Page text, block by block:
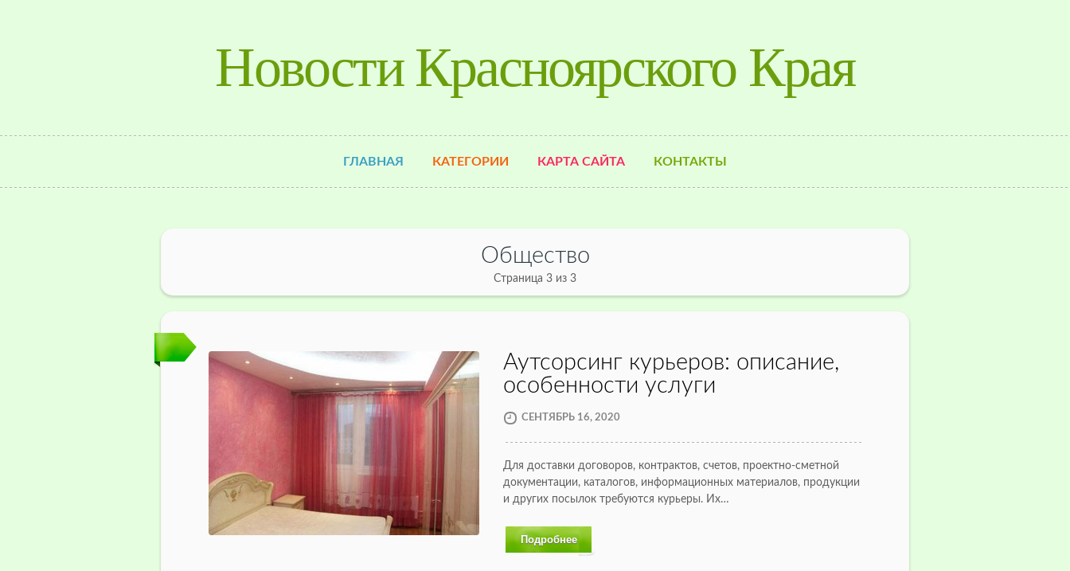
Новости Красноярского Края
ГЛАВНАЯ КАТЕГОРИИ КАРТА САЙТА КОНТАКТЫ
Общество
Страница 3 из 3
Аутсорсинг курьеров: описание,
особенности услуги
СЕНТЯБРЬ 16, 2020
Для доставки договоров, контрактов, счетов, проектно-сметной
документации, каталогов, информационных материалов, продукции
и других посылок требуются курьеры. Их…
Подробнее